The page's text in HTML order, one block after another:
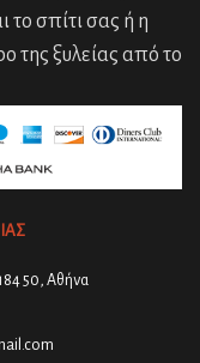
το σπίτι σας ή η
της ξυλείας από το
50, Αθήνα